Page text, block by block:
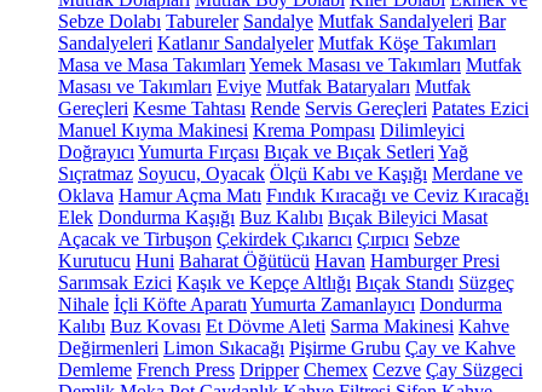
Sebze Dolabı Tabureler Sandalye Mutfak Sandalyeleri Bar
Sandalyeleri Katlanır Sandalyeler Mutfak Köşe Takımları
Masa ve Masa Takımları Yemek Masası ve Takımları Mutfak
Masası ve Takımları Eviye Mutfak Bataryaları Mutfak
Gereçleri Kesme Tahtası Rende Servis Gereçleri Patates Ezici
Manuel Kıyma Makinesi Krema Pompası Dilimleyici
Doğrayıcı Yumurta Fırçası Bıçak ve Bıçak Setleri Yağ
Sıçratmaz Soyucu, Oyacak Ölçü Kabı ve Kaşığı Merdane ve
Oklava Hamur Açma Matı Fındık Kıracağı ve Ceviz Kıracağı
Elek Dondurma Kaşığı Buz Kalıbı Bıçak Bileyici Masat
Açacak ve Tirbuşon Çekirdek Çıkarıcı Çırpıcı Sebze
Kurutucu Huni Baharat Öğütücü Havan Hamburger Presi
Sarımsak Ezici Kaşık ve Kepçe Altlığı Bıçak Standı Süzgeç
Nihale İçli Köfte Aparatı Yumurta Zamanlayıcı Dondurma
Kalıbı Buz Kovası Et Dövme Aleti Sarma Makinesi Kahve
Değirmenleri Limon Sıkacağı Pişirme Grubu Çay ve Kahve
Demleme French Press Dripper Chemex Cezve Çay Süzgeci